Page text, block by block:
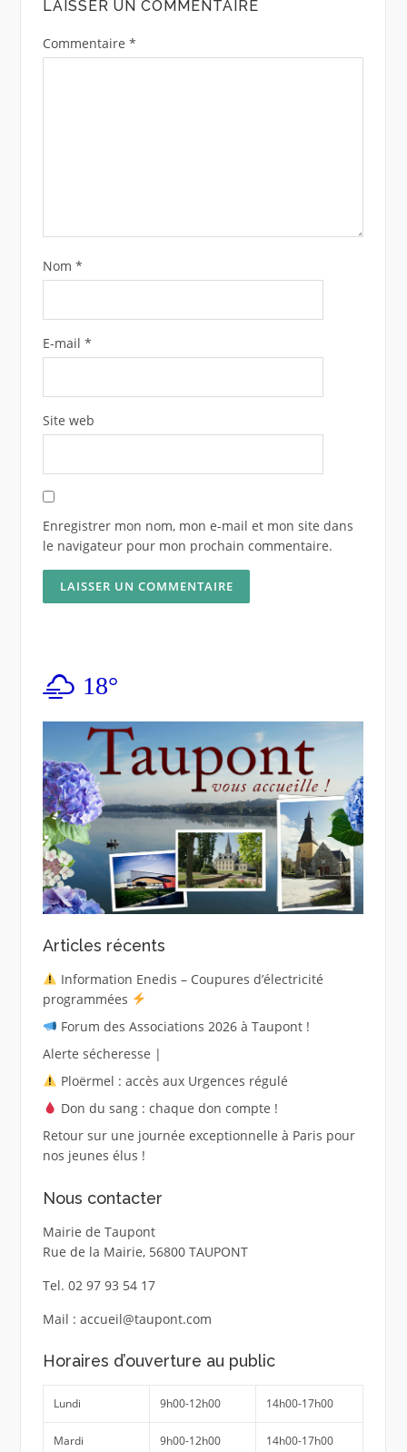
LAISSER UN COMMENTAIRE
Commentaire *
Nom *
E-mail *
Site web
Enregistrer mon nom, mon e-mail et mon site dans
le navigateur pour mon prochain commentaire.
18°
Articles récents
Information Enedis – Coupures d’électricité
programmées
Forum des Associations 2026 à Taupont !
Alerte sécheresse |
Ploërmel : accès aux Urgences régulé
Don du sang : chaque don compte !
Retour sur une journée exceptionnelle à Paris pour
nos jeunes élus !
Nous contacter
Mairie de Taupont
Rue de la Mairie, 56800 TAUPONT
Tel. 02 97 93 54 17
Mail : accueil@taupont.com
Horaires d’ouverture au public
Lundi 9h00-12h00 14h00-17h00
Mardi 9h00-12h00 14h00-17h00